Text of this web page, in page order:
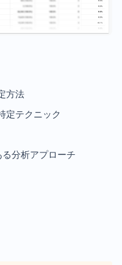
方法
定テクニック
分析アプローチ